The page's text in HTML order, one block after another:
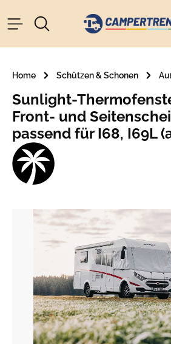
springen
Home Schützen & Schonen
Sunlight-
Front- und
passend für I68, I69L
Bildergalerie überspringen